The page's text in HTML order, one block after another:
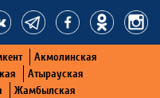
Акмолинская
Атырауская
Жамбылская